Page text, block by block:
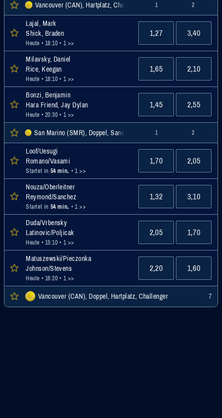
Vancouver (CAN), Hartplatz, Challenger 1 2
Lajal, Mark
Shick, Braden
Heute • 18:10 • 1 >>
1,27 3,40
Milavsky, Daniel
Rice, Keegan
Heute • 18:10 • 1 >>
1,65 2,10
Bonzi, Benjamin
Hara Friend, Jay Dylan
Heute • 20:30 • 1 >>
1,45 2,55
San Marino (SMR), Doppel, Sand, Challenger1 2
Loof/Uesugi
Romano/Vasami
Startet in 54 min. • 1 >>
1,70 2,05
Nouza/Oberleitner
Reymond/Sanchez
Startet in 54 min. • 1 >>
1,32 3,10
Duda/Vrbensky
Latinovic/Poljicak
Heute • 15:10 • 1 >>
2,05 1,70
Matuszewski/Pieczonka
Johnson/Stevens
Heute • 16:20 • 1 >>
2,20 1,60
Vancouver (CAN), Doppel, Hartplatz, Challenger 7